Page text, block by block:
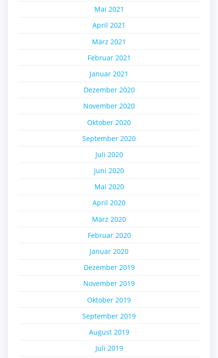
Mai 2021
April 2021
März 2021
Februar 2021
Januar 2021
Dezember 2020
November 2020
Oktober 2020
September 2020
Juli 2020
Juni 2020
Mai 2020
April 2020
März 2020
Februar 2020
Januar 2020
Dezember 2019
November 2019
Oktober 2019
September 2019
August 2019
Juli 2019